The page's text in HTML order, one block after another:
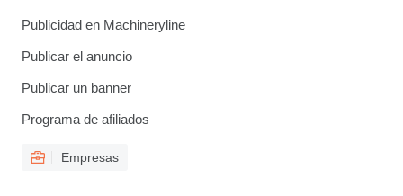
Publicidad en Machineryline
Publicar el anuncio
Publicar un banner
Programa de afiliados
Empresas